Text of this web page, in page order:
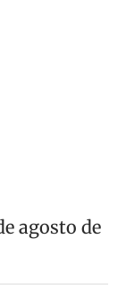
agosto de